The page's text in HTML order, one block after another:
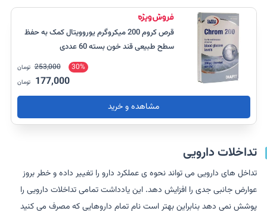
قرص کروم 200 میکروگرم یوروویتال کمک به حفظ
سطح طبیعی قند خون بسته 60 عددی
30%
253,000 تومان
177,000 تومان
مشاهده و خرید
تداخلات دارویی
تداخل های دارویی می تواند نحوه ی عملکرد دارو را تغییر داده و خطر بروز
عوارض جانبی جدی را افزایش دهد. این یادداشت تمامی تداخلات دارویی را
پوشش نمی دهد بنابراین بهتر است نام تمام داروهایی که مصرف می کنید